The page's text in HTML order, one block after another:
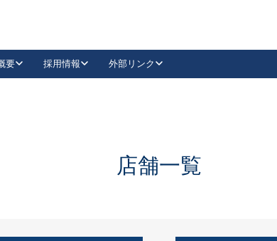
抗ウイルス・抗菌製品
要 採用情報 外部リンク
LinkedIn店舗一覧